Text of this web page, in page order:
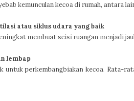
kemunculan kecoa di rumah, antara
atau siklus udara yang baik
membuat seisi ruangan menjadi
lembap
untuk perkembangbiakan kecoa. Rata-